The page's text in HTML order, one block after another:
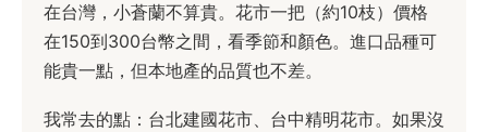
在台灣，小蒼蘭不算貴。花市一把（約10枝）價格
在150到300台幣之間，看季節和顏色。進口品種可
能貴一點，但本地產的品質也不差。
我常去的點：台北建國花市、台中精明花市。如果沒